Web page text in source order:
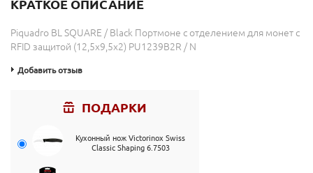
КРАТКОЕ ОПИСАНИЕ
Piquadro BL SQUARE / Black Портмоне с отделением для монет с
RFID защитой (12,5x9,5x2) PU1239B2R / N
Добавить отзыв
ПОДАРКИ
Кухонный нож Victorinox Swiss
Classic Shaping 6.7503